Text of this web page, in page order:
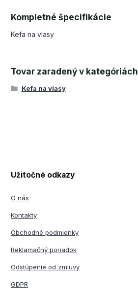
Kompletné špecifikácie
Kefa na vlasy
Tovar zaradený v kategóriách
Kefa na vlasy
Užitočné odkazy
O nás
Kontakty
Obchodné podmienky
Reklamačný poriadok
Odstúpenie od zmluvy
GDPR